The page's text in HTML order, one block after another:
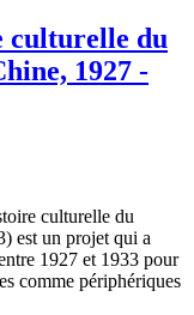
culturelle du
1927 -
culturelle du
est un projet qui a
1927 et 1933 pour
comme périphériques